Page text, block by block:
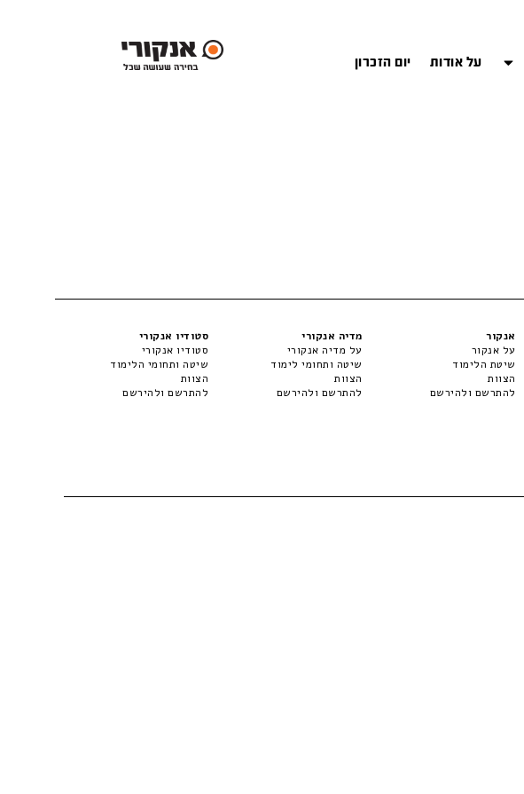
על אודות יום הזכרון
אנקור
על אנקור
שיטת הלימוד
הצוות
להתרשם ולהירשם
מדיה אנקורי
על מדיה אנקורי
שיטה ותחומי לימוד
הצוות
להתרשם ולהירשם
סטודיו אנקורי
סטודיו אנקורי
שיטה ותחומי הלימוד
הצוות
להתרשם ולהירשם